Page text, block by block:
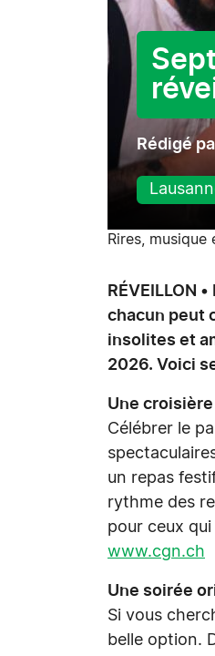
Rédigé
Rires,
RÉVEILLON
chacun peut
insolites et
2026. Voici
Une
Célébrer le
un repas
rythme des
pour ceux
www.cgn.ch
Une soirée
Si vous
belle option.